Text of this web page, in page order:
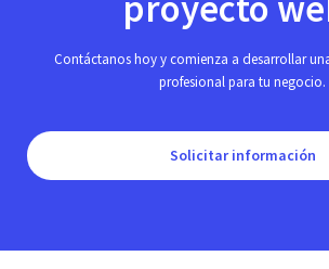
Contáctanos hoy y comienza a desarrollar
profesional para tu negocio.
Solicitar información